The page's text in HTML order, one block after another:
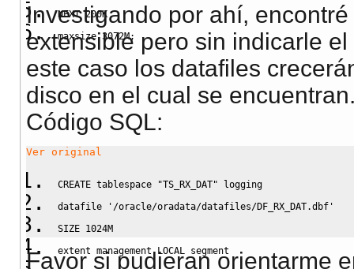
NEXT 200K
maxsize 3072M;
Investigando por ahí,
extensible pero sin indicarle
este caso los datafiles
disco en el cual se
Código SQL:
Ver original
CREATE tablespace "TS_RX_DAT" logging
datafile
'/oracle/oradata/datafiles/DF_RX_DAT.dbf'
SIZE 1024M
extent management LOCAL segment
Favor si pudieran orientarme